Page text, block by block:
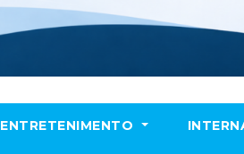
ENTRETENIMENTO